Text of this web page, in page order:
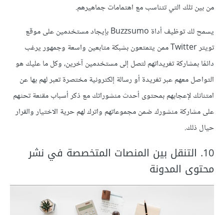
من بين تلك التي تتناسب مع اهتمامات جماهيرهم.
يسمح لك توظيف أداة Buzzsumo بإيجاد مستخدمين على موقع
تويتر Twitter ممن يتمتعون بشبكة متابعين واسعة وجمهور يرغب
دائمًا بمشاركة تغريداتهم لتصل إلى مستخدمين آخرين، وكل ما عليك هو
التواصل معهم عبر تغريدة أو رسالة إلكترونية مختصرة تعبر لهم بها عن
امتنانك لإعجابهم بمحتوى أحدث منشوراتك مع ذكر أسباب مقنعة تحثهم
على مشاركة منشورك ضمن مجموعاتهم واترك لهم حرية الاختيار والقرار
حيال ذلك.
‏10. التنقل بين المنصات المتخصصة في نشر
محتوى المدونة